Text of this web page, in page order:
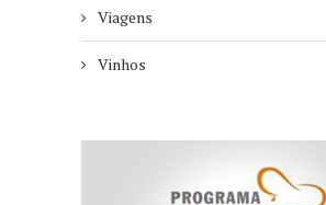
Viagens
Vinhos